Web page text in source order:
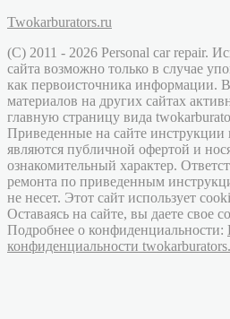
Twokarburators.ru
(C) 2011 - 2026 Personal car repair.
сайта возможно только в случае
как первоисточника информации.
материалов на других сайтах
главную страницу вида
Приведенные на сайте инструкции
являются публичной офертой и
ознакомительный характер.
ремонта по приведенным
не несет. Этот сайт использует
Оставаясь на сайте, вы даете свое
Подробнее о конфиденциальности:
конфиденциальности